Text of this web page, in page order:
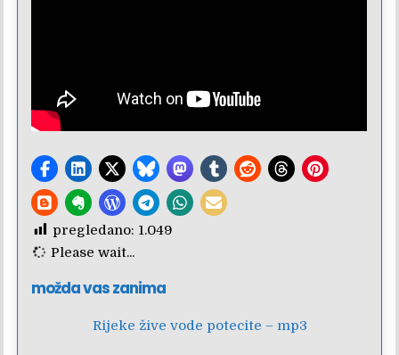
pregledano: 1.049
Please wait...
možda vas zanima
Rijeke žive vode potecite – mp3